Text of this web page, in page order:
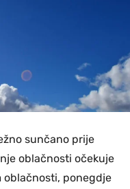
sunčano prije
oblačnosti očekuje
oblačnosti, ponegdje